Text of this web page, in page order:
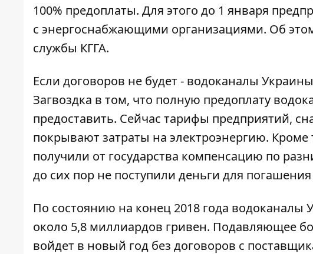
100% предоплаты. Для этого до 1 января
с энергоснабжающими организациями. Об
службы КГГА.
Если договоров не будет - водоканалы
Загвоздка в том, что полную предоплату
предоставить. Сейчас тарифы предприятий,
покрывают затраты на электроэнергию.
получили от государства компенсацию по
до сих пор не поступили деньги для
По состоянию на конец 2018 года водоканалы
около 5,8 миллиардов гривен. Подавляющее
войдет в новый год без договоров с